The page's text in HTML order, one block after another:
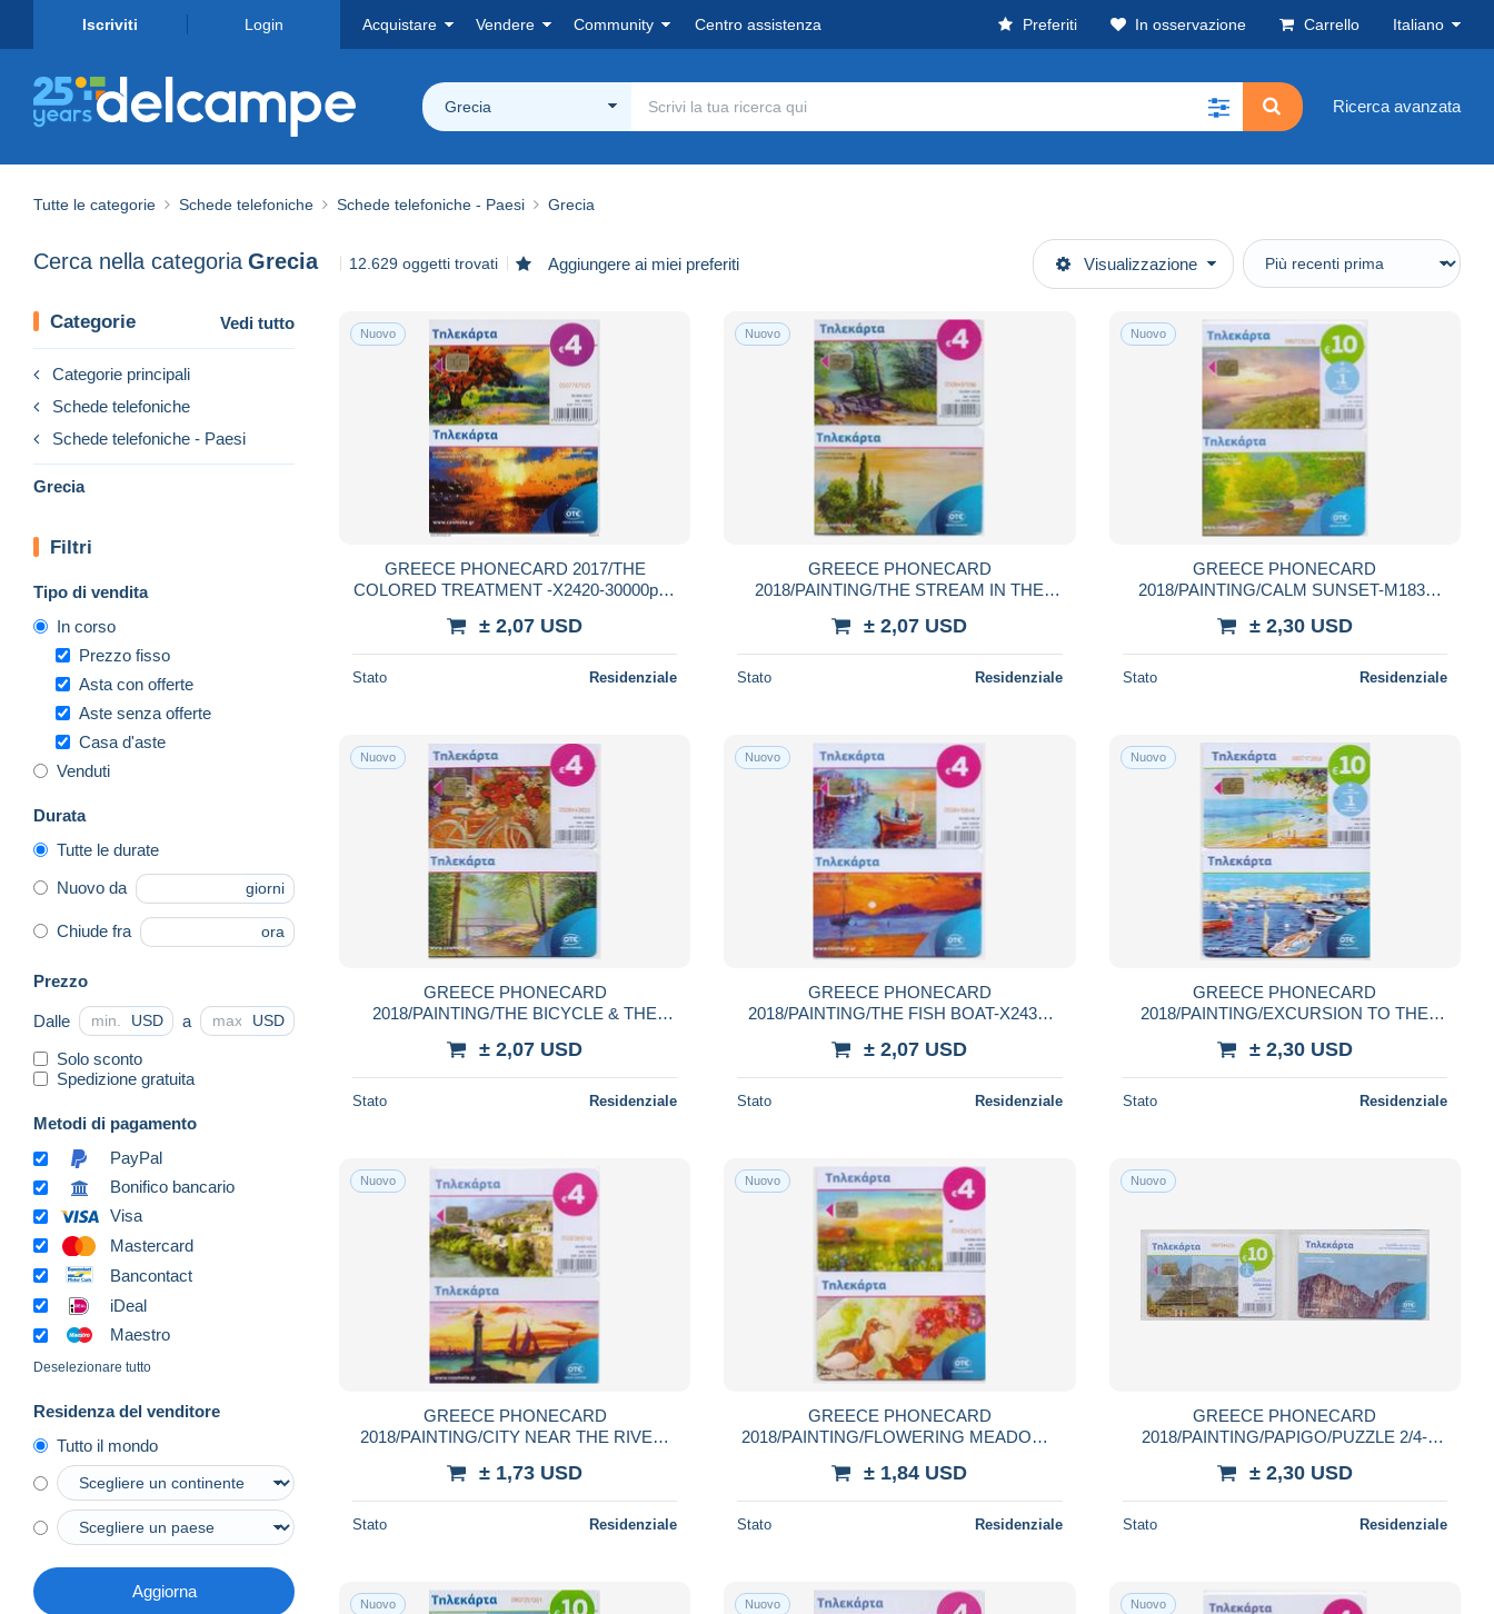
Iscriviti Login Acquistare Vendere Community Centro assistenza Preferiti In osservazione Carrello Italiano
Grecia Ricerca avanzata
Tutte le categorie Schede telefoniche Schede telefoniche - Paesi Grecia
Cerca nella categoria Grecia 12.629 oggetti trovati Aggiungere ai miei preferiti Visualizzazione
Categorie Vedi tutto
Categorie principali
Schede telefoniche
Schede telefoniche - Paesi
Grecia
Filtri
Tipo di vendita
In corso
Prezzo fisso
Asta con offerte
Aste senza offerte
Casa d'aste
Venduti
Durata
Tutte le durate
Nuovo da giorni
Chiude fra ora
Prezzo
Dalle USD a USD
Solo sconto
Spedizione gratuita
Metodi di pagamento
PayPal
Bonifico bancario
Visa
Mastercard
Bancontact
iDeal
Maestro
Deselezionare tutto
Residenza del venditore
Tutto il mondo
Aggiorna
Nuovo
GREECE PHONECARD 2017/THE
COLORED TREATMENT -X2420-30000pcs
± 2,07 USD
Stato Residenziale
Nuovo
GREECE PHONECARD
2018/PAINTING/THE STREAM IN THE
± 2,07 USD
Stato Residenziale
Nuovo
GREECE PHONECARD
2018/PAINTING/CALM SUNSET-M183-
± 2,30 USD
Stato Residenziale
Nuovo
GREECE PHONECARD
2018/PAINTING/THE BICYCLE & THE
± 2,07 USD
Stato Residenziale
Nuovo
GREECE PHONECARD
2018/PAINTING/THE FISH BOAT-X2434-
± 2,07 USD
Stato Residenziale
Nuovo
GREECE PHONECARD
2018/PAINTING/EXCURSION TO THE
± 2,30 USD
Stato Residenziale
Nuovo
GREECE PHONECARD
2018/PAINTING/CITY NEAR THE RIVER-
± 1,73 USD
Stato Residenziale
Nuovo
GREECE PHONECARD
2018/PAINTING/FLOWERING MEADOW -
± 1,84 USD
Stato Residenziale
Nuovo
GREECE PHONECARD
2018/PAINTING/PAPIGO/PUZZLE 2/4-
± 2,30 USD
Stato Residenziale
Nuovo Nuovo Nuovo